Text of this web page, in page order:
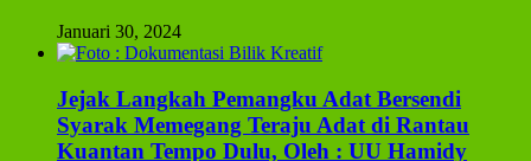
Januari 30, 2024
Jejak Langkah Pemangku Adat Bersendi
Syarak Memegang Teraju Adat di Rantau
Kuantan Tempo Dulu, Oleh : UU Hamidy